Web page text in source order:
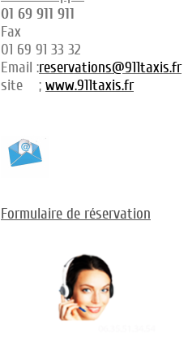
01 69 911 911
Fax
01 69 91 33 32
Email :reservations@911taxis.fr
site ; www.911taxis.fr
Formulaire de réservation